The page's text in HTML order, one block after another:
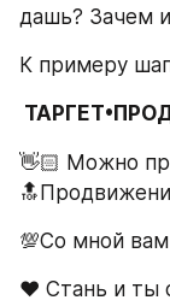
дашь? Зачем
К примеру
👋🏻 Можно
💯Со мной
❤️ Стань и ты